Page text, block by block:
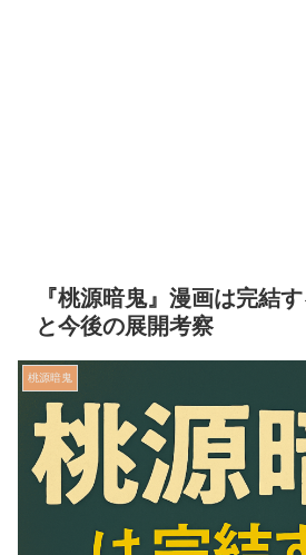
『桃源暗鬼』漫画は完結
と今後の展開考察
桃源暗鬼